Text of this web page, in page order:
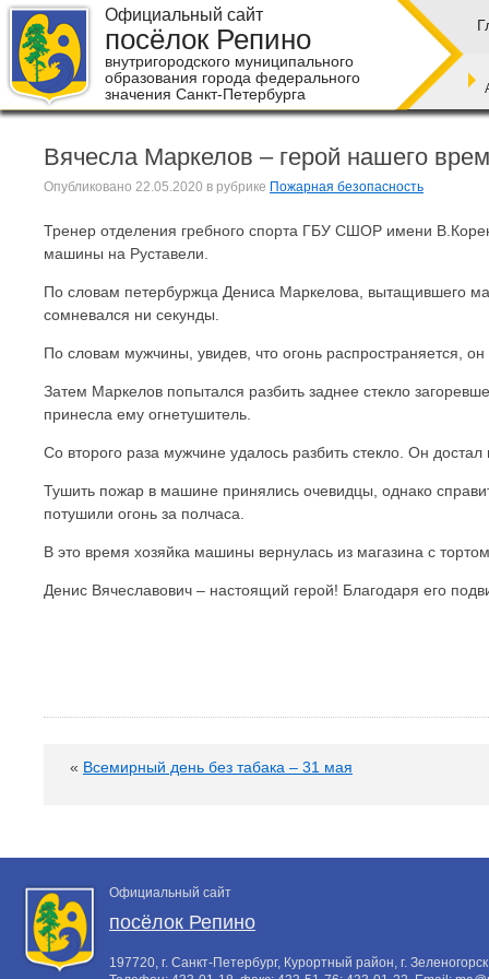
Официальный сайт
посёлок Репино
внутригородского муниципального
образования города федерального
значения Санкт-Петербурга
Вячесла Маркелов – герой нашего
Опубликовано 22.05.2020 в рубрике Пожарная безопасность
Тренер отделения гребного спорта ГБУ СШОР имени
машины на Руставели.
По словам петербуржца Дениса Маркелова, вытащившего
сомневался ни секунды.
По словам мужчины, увидев, что огонь распространяется,
Затем Маркелов попытался разбить заднее стекло
принесла ему огнетушитель.
Со второго раза мужчине удалось разбить стекло. Он
Тушить пожар в машине принялись очевидцы, однако
потушили огонь за полчаса.
В это время хозяйка машины вернулась из магазина с
Денис Вячеславович – настоящий герой! Благодаря его
« Всемирный день без табака – 31 мая
Официальный сайт
посёлок Репино
197720, г. Санкт-Петербург, Курортный район, г.